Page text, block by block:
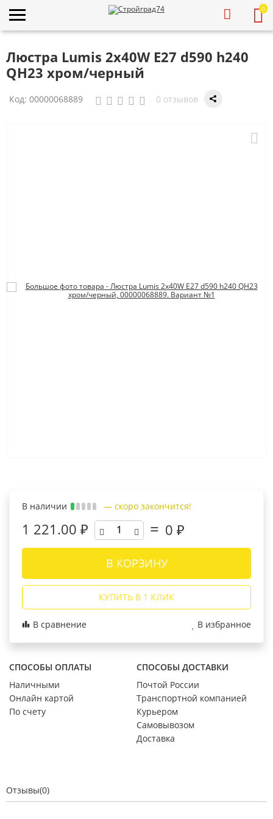
0
Люстра Lumis 2х40W E27 d590 h240
QH23 хром/черный
Код: 00000068889 0 отзывов
В наличии — скоро закончится!
1 221.00 ₽ 0 ₽
В КОРЗИНУ
КУПИТЬ В 1 КЛИК
В сравнение В избранное
СПОСОБЫ ОПЛАТЫ
Наличными
Онлайн картой
По счету
СПОСОБЫ ДОСТАВКИ
Почтой России
Транспортной компанией
Курьером
Самовывозом
Доставка
Отзывы(0)